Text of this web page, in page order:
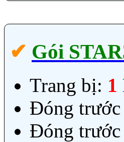
✔‎ Gói
Trang bị: 1
Đóng trước
Đóng trước